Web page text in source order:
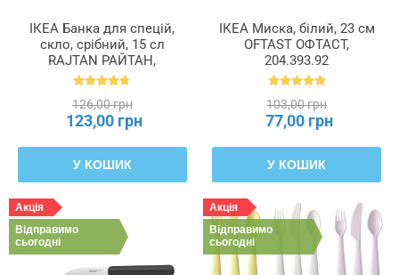
ІКЕА Банка для спецій,
скло, срібний, 15 сл
RAJTAN РАЙТАН,
400.647.02
126,00 грн
123,00 грн
У КОШИК
ІКЕА Миска, білий, 23 см
OFTAST ОФТАСТ,
204.393.92
103,00 грн
77,00 грн
У КОШИК
Акція
Відправимо
сьогодні
Акція
Відправимо
сьогодні